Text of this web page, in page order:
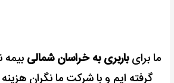
ما برایباربری به خراسان شمالی بیمه
گرفته ایم و با شرکت ما نگران هزینه